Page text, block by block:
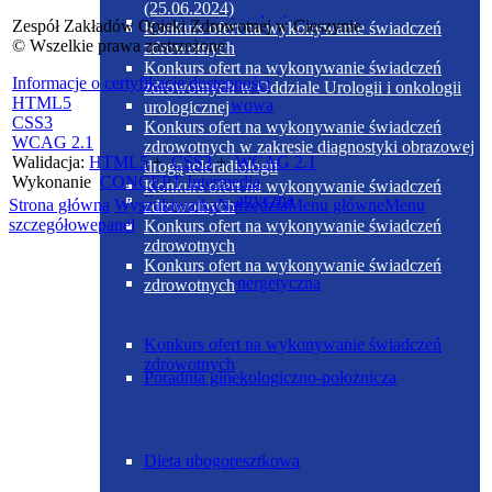
Poradnia diabetologiczna
Poradnia geriatryczna
Poradnia ginekologiczno-położnicza
Dieta podstawowa
Dieta ubogoenergetyczna
Dieta ubogoresztkowa
(25.06.2024)
Konkurs ofert na wykonywanie świadczeń
zdrowotnych
Konkurs ofert na wykonywanie świadczeń
zdrowotnych w Oddziale Urologii i onkologii
urologicznej
Konkurs ofert na wykonywanie świadczeń
zdrowotnych w zakresie diagnostyki obrazowej
drogą teleradiologii
Konkurs ofert na wykonywanie świadczeń
zdrowotnych
Konkurs ofert na wykonywanie świadczeń
zdrowotnych
Konkurs ofert na wykonywanie świadczeń
zdrowotnych
Konkurs ofert na wykonywanie świadczeń
zdrowotnych
Zespół Zakładów Opieki Zdrowotnej w Cieszynie
© Wszelkie prawa zastrzeżone
Informacje o certyfikacie dostępności
HTML5
CSS3
WCAG 2.1
Walidacja: HTML5+CSS3+WCAG 2.1
Wykonanie CONCEPTIntermedia
Strona główna WyszukiwarkaNarzędziaMenu główneMenu
szczegółowepanel